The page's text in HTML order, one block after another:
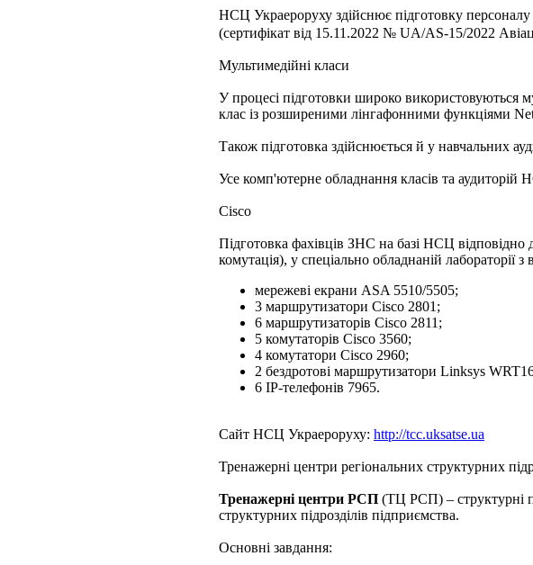
НСЦ Украероруху здійснює підготовку
(сертифікат від 15.11.2022 № UA/AS-15/2022
Мультимедійні класи
У процесі підготовки широко використовуються
клас із розширеними лінгафонними функціями
Також підготовка здійснюється й у навчальних
Усе комп'ютерне обладнання класів та
Cisco
Підготовка фахівців ЗНС на базі НСЦ
комутація), у спеціально обладнаній лабораторії
мережеві екрани ASA 5510/5505;
3 маршрутизатори Cisco 2801;
6 маршрутизаторів Cisco 2811;
5 комутаторів Cisco 3560;
4 комутатори Cisco 2960;
2 бездротові маршрутизатори Linksys
6 ІР-телефонів 7965.
Сайт НСЦ Украероруху: http://tcc.uksatse.ua
Тренажерні центри регіональних структурних
Тренажерні центри РСП (ТЦ РСП) – структурні
структурних підрозділів підприємства.
Основні завдання: